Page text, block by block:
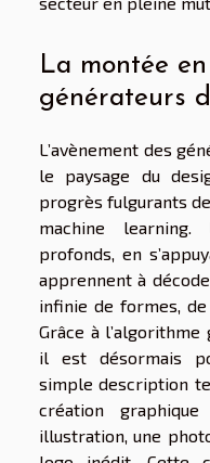
La montée
générateurs
L’avènement des
le paysage du
progrès fulgurants
machine
profonds, en
apprennent à
infinie de formes,
Grâce à
il est désormais
simple description
création
illustration, une